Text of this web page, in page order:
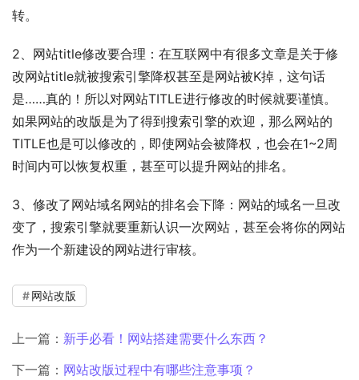
转。
2、网站title修改要合理：在互联网中有很多文章是关于修
改网站title就被搜索引擎降权甚至是网站被K掉，这句话
是……真的！所以对网站TITLE进行修改的时候就要谨慎。
如果网站的改版是为了得到搜索引擎的欢迎，那么网站的
TITLE也是可以修改的，即使网站会被降权，也会在1~2周
时间内可以恢复权重，甚至可以提升网站的排名。
3、修改了网站域名网站的排名会下降：网站的域名一旦改
变了，搜索引擎就要重新认识一次网站，甚至会将你的网站
作为一个新建设的网站进行审核。
网站改版
上一篇： 新手必看！网站搭建需要什么东西？
下一篇： 网站改版过程中有哪些注意事项？